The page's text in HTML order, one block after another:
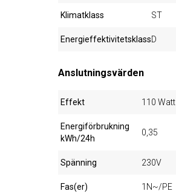
Klimatklass ST
EnergieffektivitetsklassD
Anslutningsvärden
Effekt 110 Watt
Energiförbrukning
kWh/24h
0,35
Spänning 230V
Fas(er) 1N~/PE